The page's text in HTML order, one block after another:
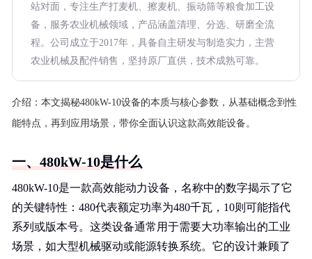
站对面，专注生产打麦机、擦麦机、振动筛等粮食加工设
备，服务农业机械领域，产品涵盖清理、分选、研磨全流
程。公司成立于2017年，具备自主研发与制造实力，主营
农业机械及配件销售，坚持原厂直供，技术成熟可靠。
介绍： 本文揭秘480kW-10设备的本质与核心参数，从基础概念到性
能特点，再到应用场景，带你全面认识这款高效能设备。
一、480kW-10是什么
480kW-10是一款高效能动力设备，名称中的数字揭示了它
的关键特性：480代表额定功率为480千瓦，10则可能指代
系列或版本号。这类设备通常用于需要大功率输出的工业
场景，如大型机械驱动或能源转换系统。它的设计兼顾了